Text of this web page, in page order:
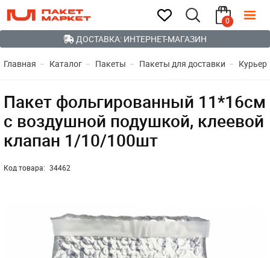
0
ДОСТАВКА: ИНТЕРНЕТ-МАГАЗИН
Главная Каталог Пакеты Пакеты для доставки Курьер
Пакет фольгированный 11*16см
с воздушной подушкой, клеевой
клапан 1/10/100шт
Код товара: 34462